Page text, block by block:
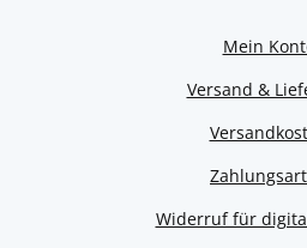
Mein
Versand &
Widerruf für